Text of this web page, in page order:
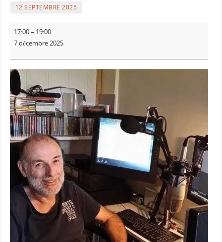
12 SEPTEMBRE 2025
17:00– 19:00
7 décembre 2025